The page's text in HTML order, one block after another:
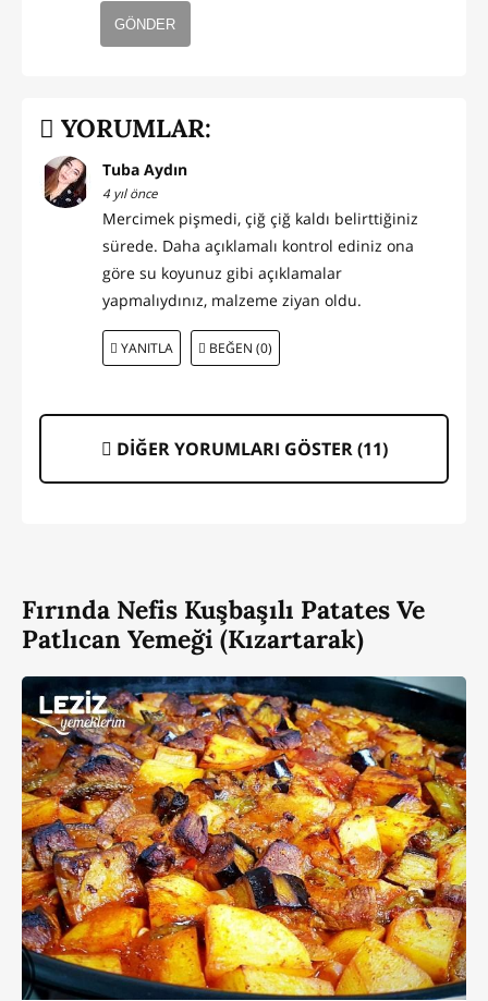
GÖNDER
YORUMLAR:
Tuba Aydın
4 yıl önce
Mercimek pişmedi, çiğ çiğ kaldı belirttiğiniz
sürede. Daha açıklamalı kontrol ediniz ona
göre su koyunuz gibi açıklamalar
yapmalıydınız, malzeme ziyan oldu.
YANITLA BEĞEN (0)
DİĞER YORUMLARI GÖSTER (11)
Fırında Nefis Kuşbaşılı Patates Ve
Patlıcan Yemeği (Kızartarak)